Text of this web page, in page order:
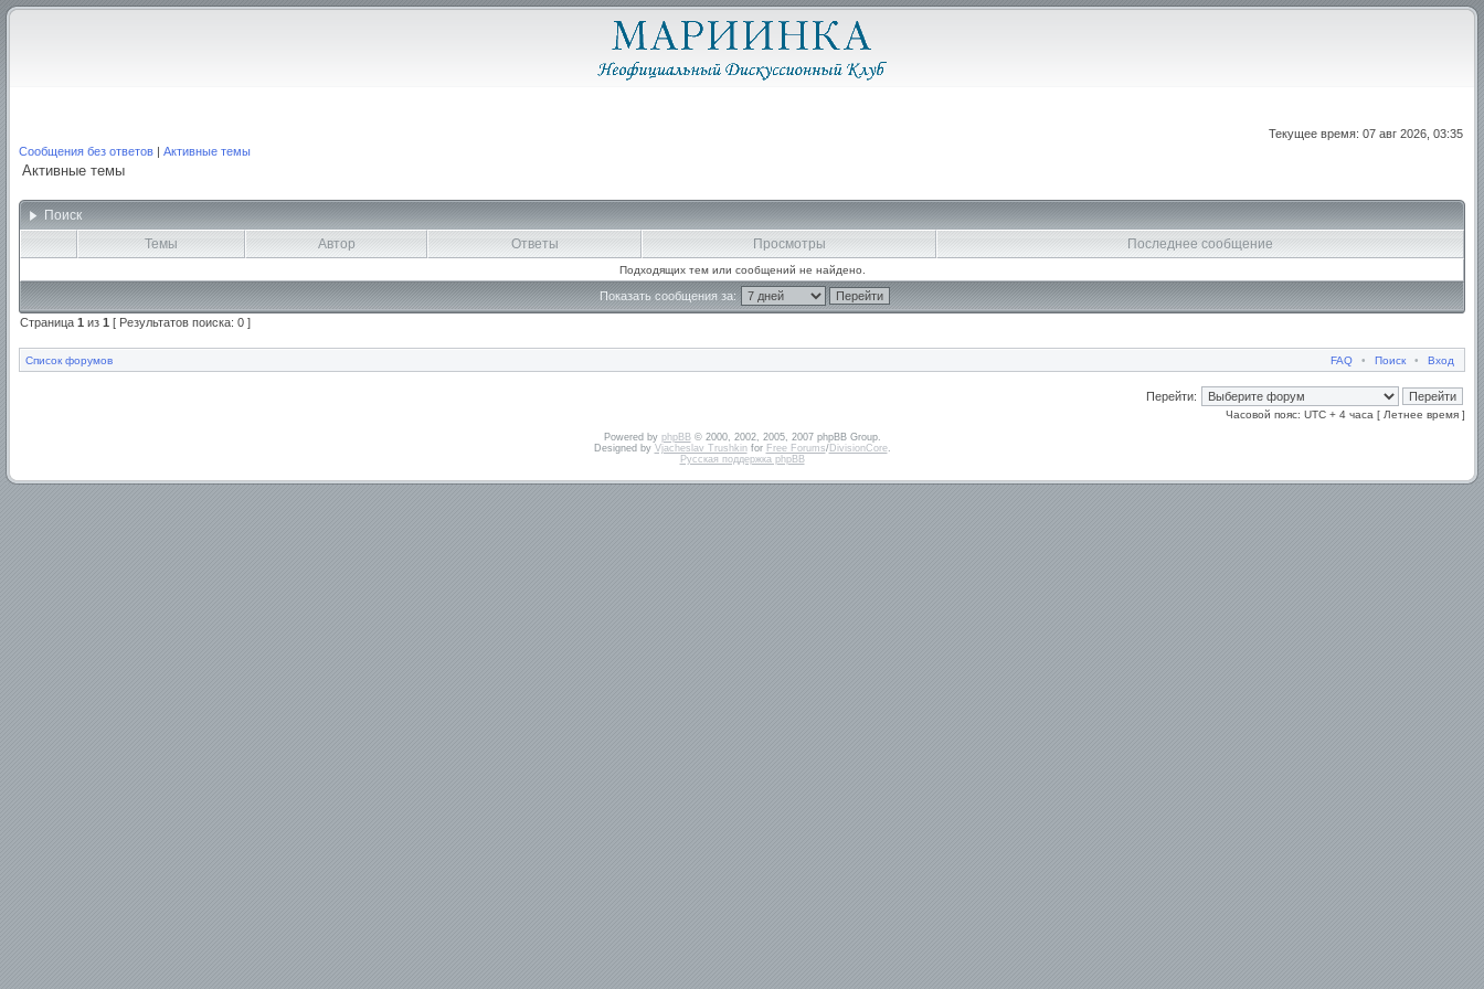
Текущее время: 07 авг 2026, 03:35
Сообщения без ответов | Активные темы
Активные темы
Поиск
Темы
Автор Ответы Просмотры Последнее сообщение
Подходящих тем или сообщений не найдено.
Показать сообщения за:
Страница 1 из 1 [ Результатов поиска: 0 ]
Список форумов FAQ • Поиск • Вход
Перейти:
Часовой пояс: UTC + 4 часа [ Летнее время ]
Powered by phpBB© 2000, 2002, 2005, 2007 phpBB Group.
Designed by Vjacheslav Trushkinfor Free Forums/DivisionCore.
Русская поддержка phpBB